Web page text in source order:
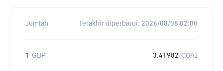
Jumlah Terakhir diperbarui: 2026/08/08 02:00
1 GBP 3.41982 COAI